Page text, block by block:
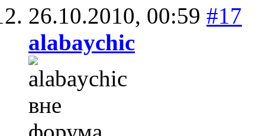
26.10.2010, 00:59 #17
alabaychic